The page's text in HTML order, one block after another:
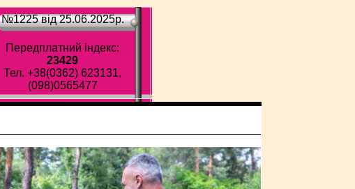
№1225 від 25.06.2025p.
Передплатний індекс:
23429
Тел. +38(0362) 623131,
(098)0565477